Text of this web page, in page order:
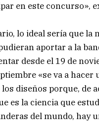
en este concurso»,
lo ideal sería que la
aportar a la
desde el 19 de
«se va a hacer
diseños porque, de
es la ciencia que
del mundo, hay